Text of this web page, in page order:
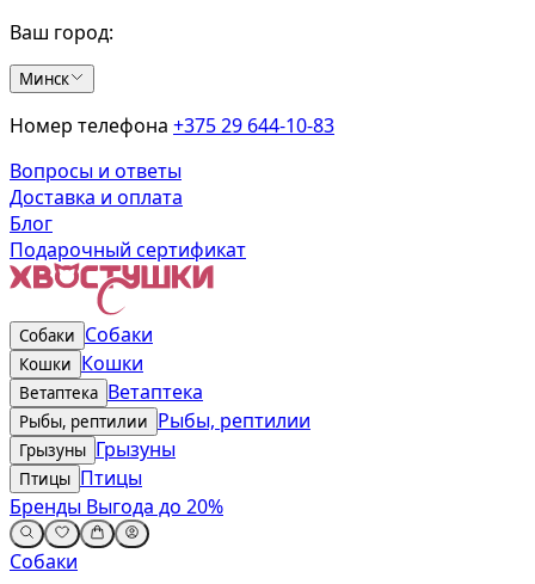
Ваш город:
Минск
Номер телефона +375 29 644-10-83
Вопросы и ответы
Доставка и оплата
Блог
Подарочный сертификат
Собаки Собаки
Кошки Кошки
Ветаптека Ветаптека
Рыбы, рептилии Рыбы, рептилии
Грызуны Грызуны
Птицы Птицы
Бренды Выгода до 20%
Собаки